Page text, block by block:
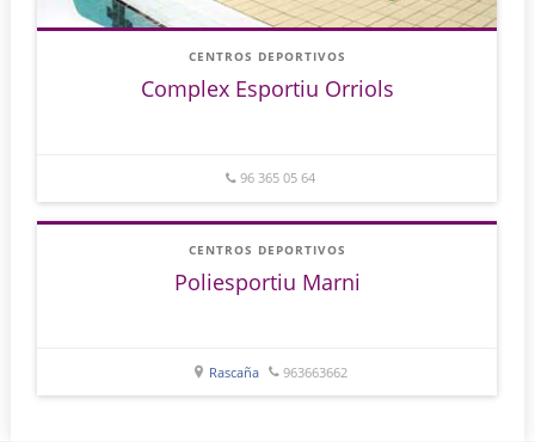
CENTROS DEPORTIVOS
Complex Esportiu Orriols
96 365 05 64
CENTROS DEPORTIVOS
Poliesportiu Marni
Rascaña 963663662